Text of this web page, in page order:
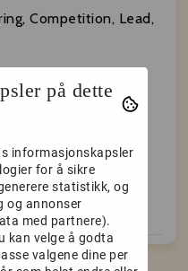
Competition, Lead,
volume
cm
på dette
informasjonskapsler
for å sikre
statistikk, og
og annonser
med partnere).
kan velge å godta
valgene dine per